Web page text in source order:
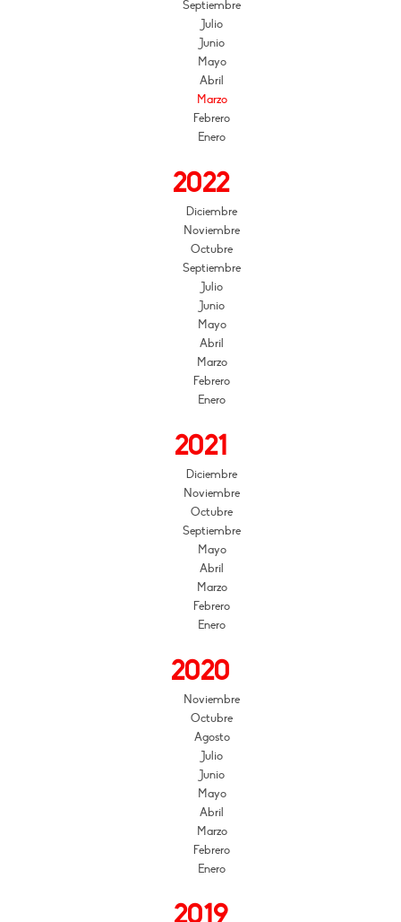
Septiembre
Julio
Junio
Mayo
Abril
Marzo
Febrero
Enero
2022
Diciembre
Noviembre
Octubre
Septiembre
Julio
Junio
Mayo
Abril
Marzo
Febrero
Enero
2021
Diciembre
Noviembre
Octubre
Septiembre
Mayo
Abril
Marzo
Febrero
Enero
2020
Noviembre
Octubre
Agosto
Julio
Junio
Mayo
Abril
Marzo
Febrero
Enero
2019